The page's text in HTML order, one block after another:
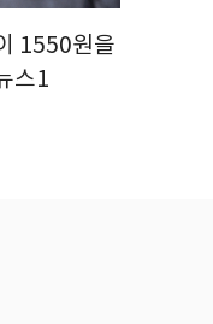
1550원을
스1